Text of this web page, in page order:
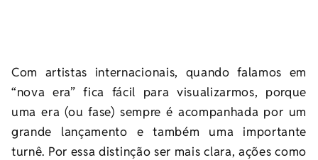
Com artistas internacionais, quando falamos em
“nova era” fica fácil para visualizarmos, porque
uma era (ou fase) sempre é acompanhada por um
grande lançamento e também uma importante
turnê. Por essa distinção ser mais clara, ações como